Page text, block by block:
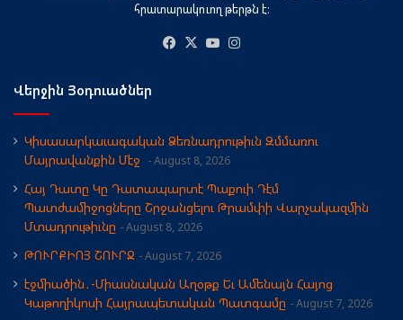
հրատարակուող թերթն է։
Facebook
X YouTube
Վերջին Յօդուածներ
Կիսասարկաւագական Ձեռնադրութիւն Զմմառու
Մայրավանքին Մէջ
August 8, 2026
Հայ Դատը Կը Դատապարտէ Պաքուի Դէմ
Պատժամիջոցները Շրջանցելու Թրամփի Վարչակազմին
Մտադրութիւնը
August 8, 2026
ԹՈՒՐՔԻՈՅ ՇՈՒՐՋ August 7, 2026
էջմիածին․-Միասնական Աղօթք Եւ Ամենայն Հայոց
Կաթողիկոսի Հայրապետական Պատգամը
August 7, 2026